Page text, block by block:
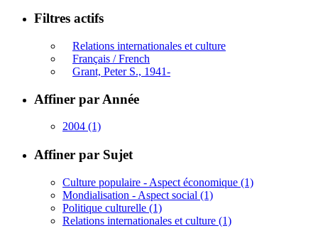
Filtres actifs
Relations internationales et culture
Français / French
Grant, Peter S., 1941-
Affiner par Année
2004 (1)
Affiner par Sujet
Culture populaire - Aspect économique (1)
Mondialisation - Aspect social (1)
Politique culturelle (1)
Relations internationales et culture (1)